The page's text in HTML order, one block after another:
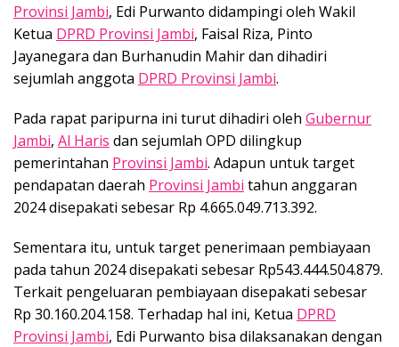
Provinsi Jambi, Edi Purwanto didampingi oleh Wakil
Ketua DPRD Provinsi Jambi, Faisal Riza, Pinto
Jayanegara dan Burhanudin Mahir dan dihadiri
sejumlah anggota DPRD Provinsi Jambi.
Pada rapat paripurna ini turut dihadiri oleh Gubernur
Jambi, Al Haris dan sejumlah OPD dilingkup
pemerintahan Provinsi Jambi. Adapun untuk target
pendapatan daerah Provinsi Jambi tahun anggaran
2024 disepakati sebesar Rp 4.665.049.713.392.
Sementara itu, untuk target penerimaan pembiayaan
pada tahun 2024 disepakati sebesar Rp543.444.504.879.
Terkait pengeluaran pembiayaan disepakati sebesar
Rp 30.160.204.158. Terhadap hal ini, Ketua DPRD
Provinsi Jambi, Edi Purwanto bisa dilaksanakan dengan